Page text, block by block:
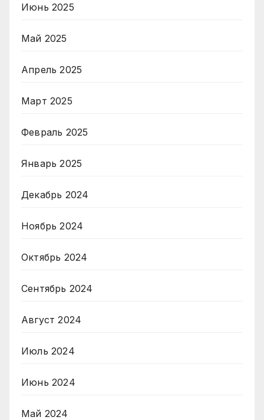
Июнь 2025
Май 2025
Апрель 2025
Март 2025
Февраль 2025
Январь 2025
Декабрь 2024
Ноябрь 2024
Октябрь 2024
Сентябрь 2024
Август 2024
Июль 2024
Июнь 2024
Май 2024